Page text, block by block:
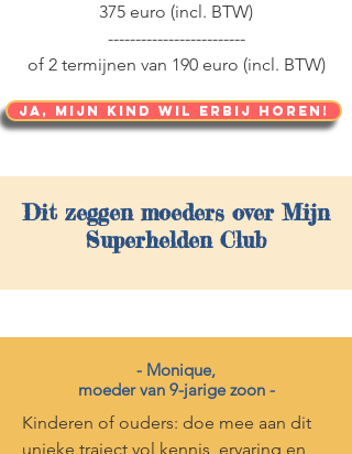
375 euro (incl. BTW)
-------------------------
of 2 termijnen van 190 euro (incl. BTW)
Ja, mijn kind wil erbij horen!
Dit zeggen moeders over Mijn
Superhelden Club
- Monique,
moeder van 9-jarige zoon -
Kinderen of ouders: doe mee aan dit
unieke traject vol kennis, ervaring en